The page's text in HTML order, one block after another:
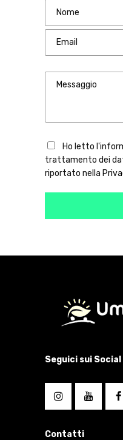
Ho letto
trattamento dei
riportato nella
Seguici sui Social
Contatti